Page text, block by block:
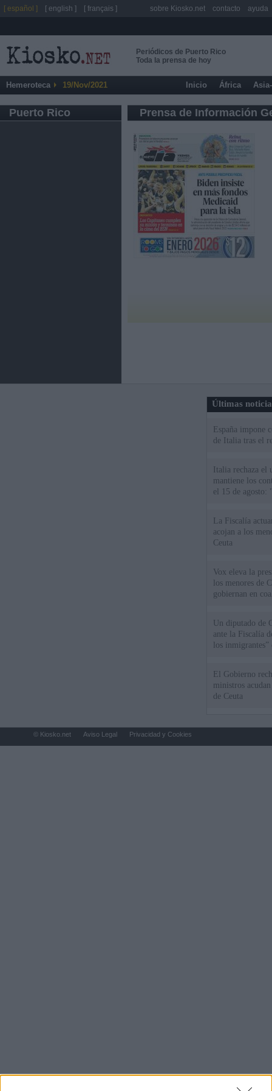
Periódicos de Puerto Rico
Toda la prensa de hoy
Hemeroteca 19/Nov/2021 Inicio África
Puerto Rico Prensa de Información
Últimas
España impone
de Italia tras el
Italia rechaza
mantiene los
el 15 de agosto:
La Fiscalía
acojan a los
Ceuta
Vox eleva la
los menores de
gobiernan en
Un diputado de
ante la Fiscalía
los inmigrantes”
El Gobierno
ministros
de Ceuta
[ español ] [ english ] [ français ] sobre Kiosko.net contacto ayuda
© Kiosko.net Aviso Legal Privacidad y Cookies